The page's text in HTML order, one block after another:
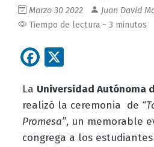
Marzo 30 2022
Juan David
Tiempo de lectura ~ 3 minutos
Facebook
La Universidad Autónoma
realizó la ceremonia de
Promesa”, un memorable
congrega a los